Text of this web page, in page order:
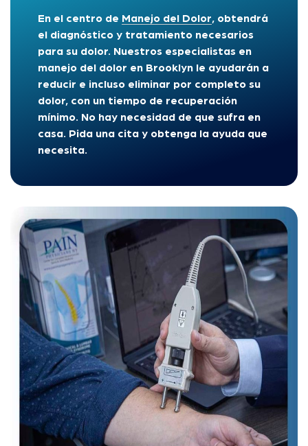
En el centro de Manejo del Dolor, obtendrá
el diagnóstico y tratamiento necesarios
para su dolor. Nuestros especialistas en
manejo del dolor en Brooklyn le ayudarán a
reducir e incluso eliminar por completo su
dolor, con un tiempo de recuperación
mínimo. No hay necesidad de que sufra en
casa. Pida una cita y obtenga la ayuda que
necesita.